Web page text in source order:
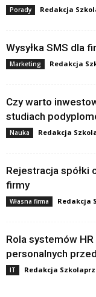
Porady Redakcja
Wysyłka SMS dla
Marketing Redakcja
Czy warto
studiach
Nauka Redakcja
Rejestracja spółki
firmy
Własna firma Redakcja
Rola systemów
personalnych
IT Redakcja